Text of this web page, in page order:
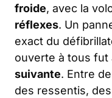
froide, avec la
réflexes. Un
exact du
ouverte à tous fut
suivante. Entre
des ressentis,